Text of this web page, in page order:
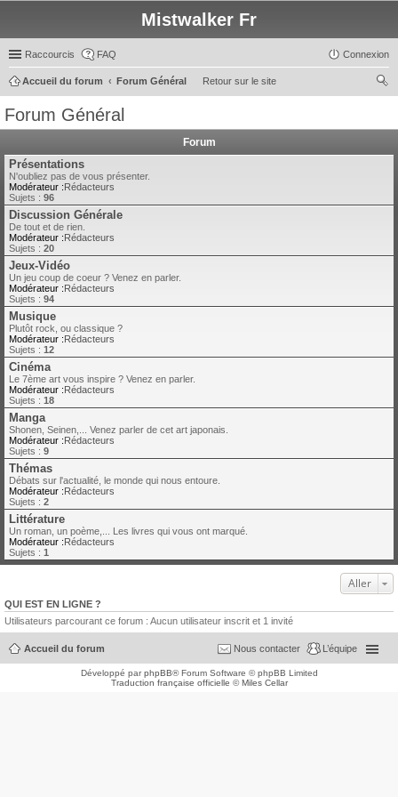
Mistwalker Fr
Raccourcis FAQ Connexion
Retour sur le site
Accueil du forum
Forum Général
Forum Général
Forum
Présentations
N'oubliez pas de vous présenter.
Modérateur :Rédacteurs
Sujets : 96
Discussion Générale
De tout et de rien.
Modérateur :Rédacteurs
Sujets : 20
Jeux-Vidéo
Un jeu coup de coeur ? Venez en parler.
Modérateur :Rédacteurs
Sujets : 94
Musique
Plutôt rock, ou classique ?
Modérateur :Rédacteurs
Sujets : 12
Cinéma
Le 7ème art vous inspire ? Venez en parler.
Modérateur :Rédacteurs
Sujets : 18
Manga
Shonen, Seinen,... Venez parler de cet art japonais.
Modérateur :Rédacteurs
Sujets : 9
Thémas
Débats sur l'actualité, le monde qui nous entoure.
Modérateur :Rédacteurs
Sujets : 2
Littérature
Un roman, un poème,... Les livres qui vous ont marqué.
Modérateur :Rédacteurs
Sujets : 1
Aller
QUI EST EN LIGNE ?
Utilisateurs parcourant ce forum : Aucun utilisateur inscrit et 1 invité
Accueil du forum L’équipe
Nous contacter
Développé parphpBB® Forum Software © phpBB Limited
Traduction française officielle ©Miles Cellar